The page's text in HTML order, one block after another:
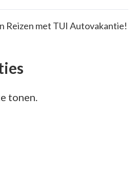
Reizen met TUI Autovakantie!
tonen.